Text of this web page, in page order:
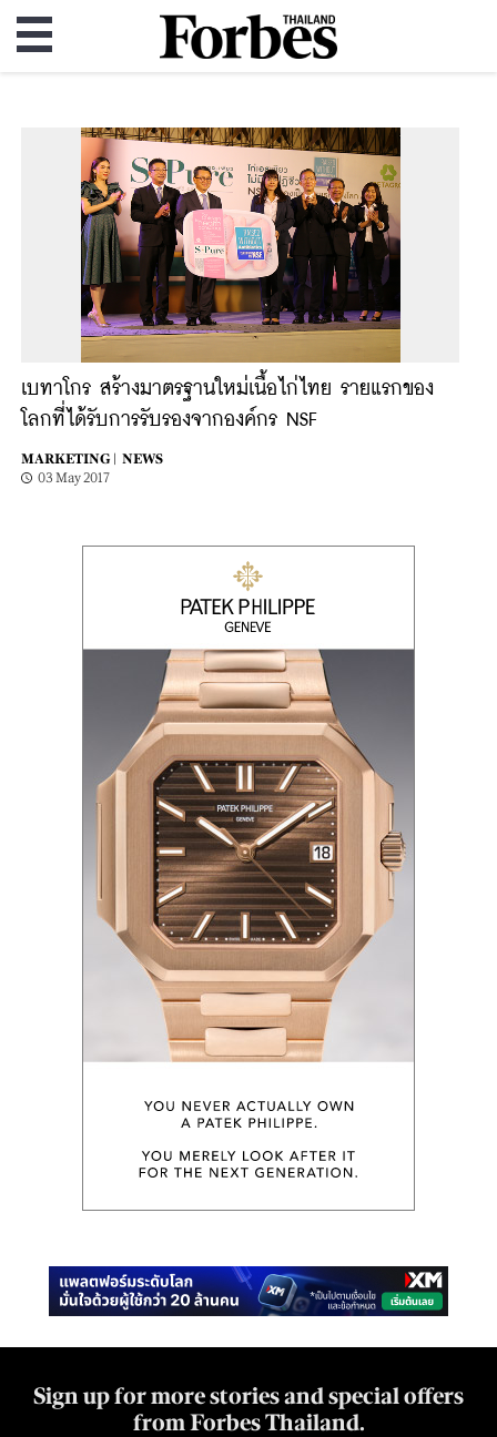
เบทาโกร สร้างมาตรฐานใหม่เนื้อไก่ไทย รายแรกของ
โลกที่ได้รับการรับรองจากองค์กร NSF
MARKETING |
NEWS
03 May 2017
Sign up for more stories and special offers
from Forbes Thailand.